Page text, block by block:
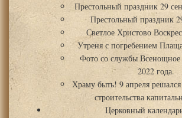
Престольный праздник 29
Престольный праздник
Светлое Христово
Утреня с погребением
Фото со службы Всенощное
2022 года.
Храму быть! 9 апреля
строительства
Церковный